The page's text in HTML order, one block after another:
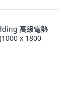
高級電熱
x 1800